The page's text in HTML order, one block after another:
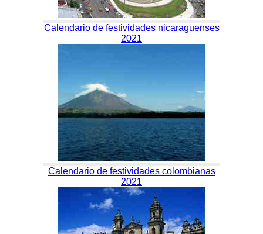
Calendario de festividades nicaraguenses
2021
Calendario de festividades colombianas
2021